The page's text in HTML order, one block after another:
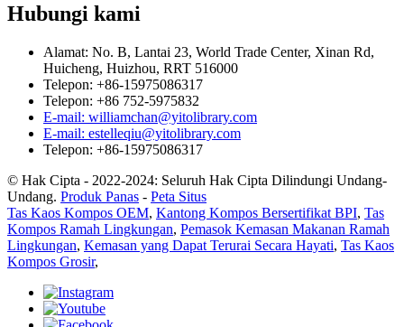
Hubungi kami
Alamat: No. B, Lantai 23, World Trade Center, Xinan Rd,
Huicheng, Huizhou, RRT 516000
Telepon: +86-15975086317
Telepon: +86 752-5975832
E-mail: williamchan@yitolibrary.com
E-mail: estelleqiu@yitolibrary.com
Telepon: +86-15975086317
© Hak Cipta - 2022-2024: Seluruh Hak Cipta Dilindungi Undang-
Undang. Produk Panas - Peta Situs
Tas Kaos Kompos OEM, Kantong Kompos Bersertifikat BPI, Tas
Kompos Ramah Lingkungan, Pemasok Kemasan Makanan Ramah
Lingkungan, Kemasan yang Dapat Terurai Secara Hayati, Tas Kaos
Kompos Grosir,